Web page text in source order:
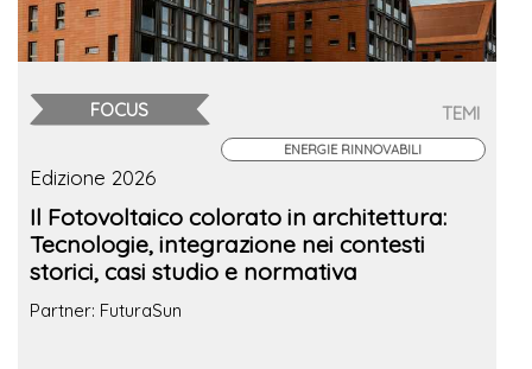
FOCUS TEMI
ENERGIE RINNOVABILI
Edizione 2026
Il Fotovoltaico colorato in architettura:
Tecnologie, integrazione nei contesti
storici, casi studio e normativa
Partner: FuturaSun